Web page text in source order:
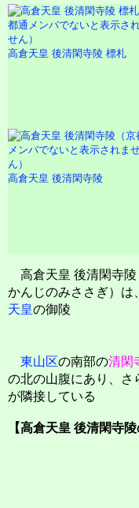
高倉天皇 後清閑寺陵 標札
高倉天皇 後清閑寺陵
高倉天皇 後清閑寺陵
かんじのみささぎ）は、
天皇の御陵
東山区の南部の清閑
の北の山腹にあり、さ
が隣接している
【高倉天皇 後清閑寺